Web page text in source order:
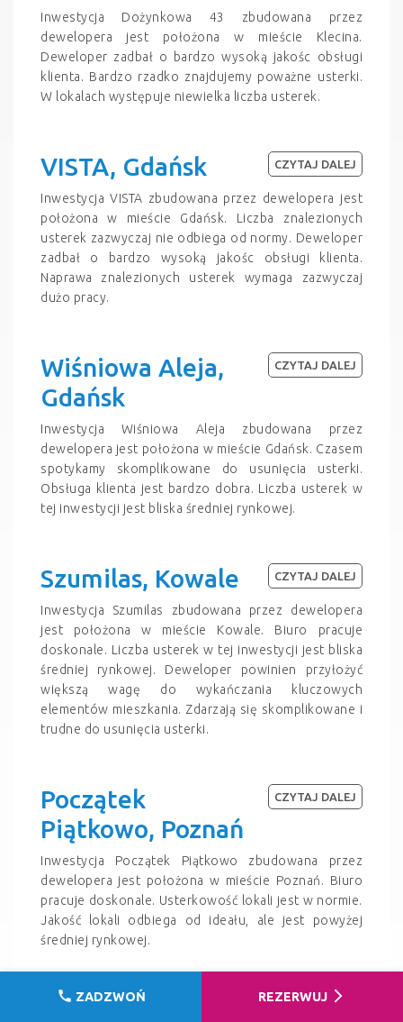
Inwestycja Dożynkowa 43 zbudowana przez
dewelopera jest położona w mieście Klecina.
Deweloper zadbał o bardzo wysoką jakośc obsługi
klienta. Bardzo rzadko znajdujemy poważne usterki.
W lokalach występuje niewielka liczba usterek.
VISTA, Gdańsk
Inwestycja VISTA zbudowana przez dewelopera jest
położona w mieście Gdańsk. Liczba znalezionych
usterek zazwyczaj nie odbiega od normy. Deweloper
zadbał o bardzo wysoką jakośc obsługi klienta.
Naprawa znalezionych usterek wymaga zazwyczaj
dużo pracy.
CZYTAJ DALEJ
Wiśniowa Aleja,
Gdańsk
Inwestycja Wiśniowa Aleja zbudowana przez
dewelopera jest położona w mieście Gdańsk. Czasem
spotykamy skomplikowane do usunięcia usterki.
Obsługa klienta jest bardzo dobra. Liczba usterek w
tej inwestycji jest bliska średniej rynkowej.
CZYTAJ DALEJ
Szumilas, Kowale
Inwestycja Szumilas zbudowana przez dewelopera
jest położona w mieście Kowale. Biuro pracuje
doskonale. Liczba usterek w tej inwestycji jest bliska
średniej rynkowej. Deweloper powinien przyłożyć
większą wagę do wykańczania kluczowych
elementów mieszkania. Zdarzają się skomplikowane i
trudne do usunięcia usterki.
CZYTAJ DALEJ
Początek
Piątkowo, Poznań
Inwestycja Początek Piątkowo zbudowana przez
dewelopera jest położona w mieście Poznań. Biuro
pracuje doskonale. Usterkowość lokali jest w normie.
Jakość lokali odbiega od ideału, ale jest powyżej
średniej rynkowej.
CZYTAJ DALEJ
Apartamenty przy CZYTAJ DALEJ
call ZADZWOŃ REZERWUJ arrow_forward_ios